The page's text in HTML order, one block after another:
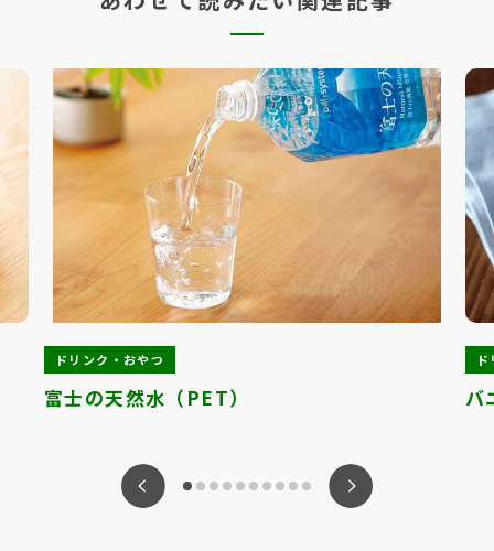
ドリンク・おやつ
富士の天然水（PET） バ